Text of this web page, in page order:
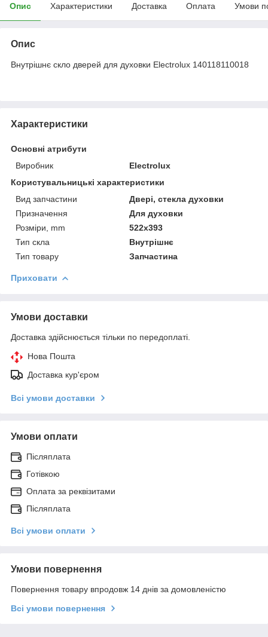
Опис Характеристики Доставка Оплата Умови
Опис
Внутрішнє скло дверей для духовки Electrolux 140118110018
Характеристики
Основні атрибути
Виробник
Electrolux
Користувальницькі характеристики
Вид запчастини
Двері, стекла духовки
Призначення
Для духовки
Розміри, mm
522x393
Тип скла
Внутрішнє
Тип товару
Запчастина
Приховати
Умови доставки
Доставка здійснюється тільки по передоплаті.
Нова Пошта
Доставка кур'єром
Всі умови доставки
Умови оплати
Післяплата
Готівкою
Оплата за реквізитами
Післяплата
Всі умови оплати
Умови повернення
Повернення товару впродовж 14 днів за домовленістю
Всі умови повернення